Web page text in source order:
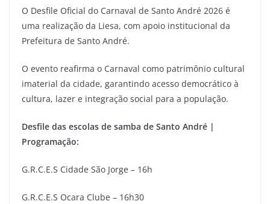
O Desfile Oficial do Carnaval de Santo André 2026 é
uma realização da Liesa, com apoio institucional da
Prefeitura de Santo André.
O evento reafirma o Carnaval como patrimônio cultural
imaterial da cidade, garantindo acesso democrático à
cultura, lazer e integração social para a população.
Desfile das escolas de samba de Santo André |
Programação:
G.R.C.E.S Cidade São Jorge – 16h
G.R.C.E.S Ocara Clube – 16h30